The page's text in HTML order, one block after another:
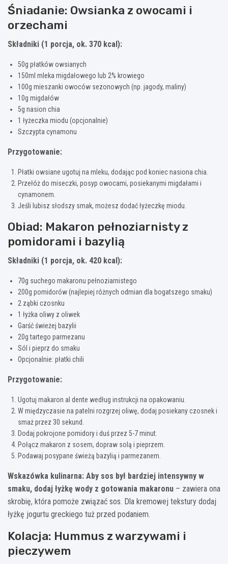
Śniadanie: Owsianka z owocami i
orzechami
Składniki (1 porcja, ok. 370 kcal):
50g płatków owsianych
150ml mleka migdałowego lub 2% krowiego
100g mieszanki owoców sezonowych (np. jagody, maliny)
10g migdałów
5g nasion chia
1 łyżeczka miodu (opcjonalnie)
Szczypta cynamonu
Przygotowanie:
Płatki owsiane ugotuj na mleku, dodając pod koniec nasiona chia.
Przełóż do miseczki, posyp owocami, posiekanymi migdałami i
cynamonem.
Jeśli lubisz słodszy smak, możesz dodać łyżeczkę miodu.
Obiad: Makaron pełnoziarnisty z
pomidorami i bazylią
Składniki (1 porcja, ok. 420 kcal):
70g suchego makaronu pełnoziarnistego
200g pomidorów (najlepiej różnych odmian dla bogatszego smaku)
2 ząbki czosnku
1 łyżka oliwy z oliwek
Garść świeżej bazylii
20g tartego parmezanu
Sól i pieprz do smaku
Opcjonalnie: płatki chili
Przygotowanie:
Ugotuj makaron al dente według instrukcji na opakowaniu.
W międzyczasie na patelni rozgrzej oliwę, dodaj posiekany czosnek i
smaż przez 30 sekund.
Dodaj pokrojone pomidory i duś przez 5-7 minut.
Połącz makaron z sosem, dopraw solą i pieprzem.
Podawaj posypane świeżą bazylią i parmezanem.
Wskazówka kulinarna: Aby sos był bardziej intensywny w
smaku, dodaj łyżkę wody z gotowania makaronu – zawiera ona
skrobię, która pomoże związać sos. Dla kremowej tekstury dodaj
łyżkę jogurtu greckiego tuż przed podaniem.
Kolacja: Hummus z warzywami i
pieczywem